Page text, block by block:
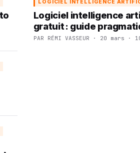
LOGICIEL INTELLIGENCE
Logiciel intelligence
gratuit : guide
PAR RÉMI VASSEUR · 20 mars ·